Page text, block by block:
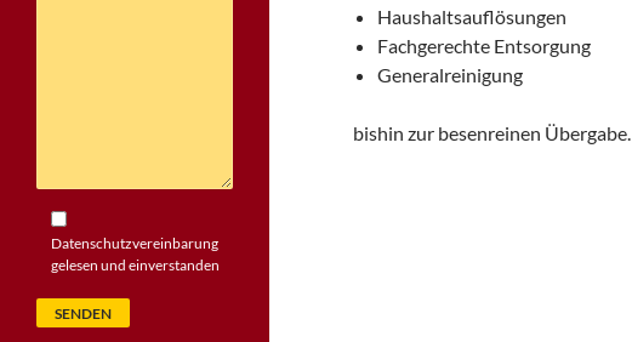
Haushaltsauflösungen
Fachgerechte Entsorgung
Generalreinigung
bishin zur besenreinen Übergabe.
Datenschutzvereinbarung
gelesen und einverstanden